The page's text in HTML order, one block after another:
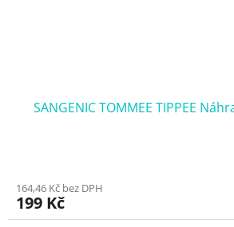
SANGENIC TOMMEE TIPPEE
164,46 Kč bez DPH
199 Kč